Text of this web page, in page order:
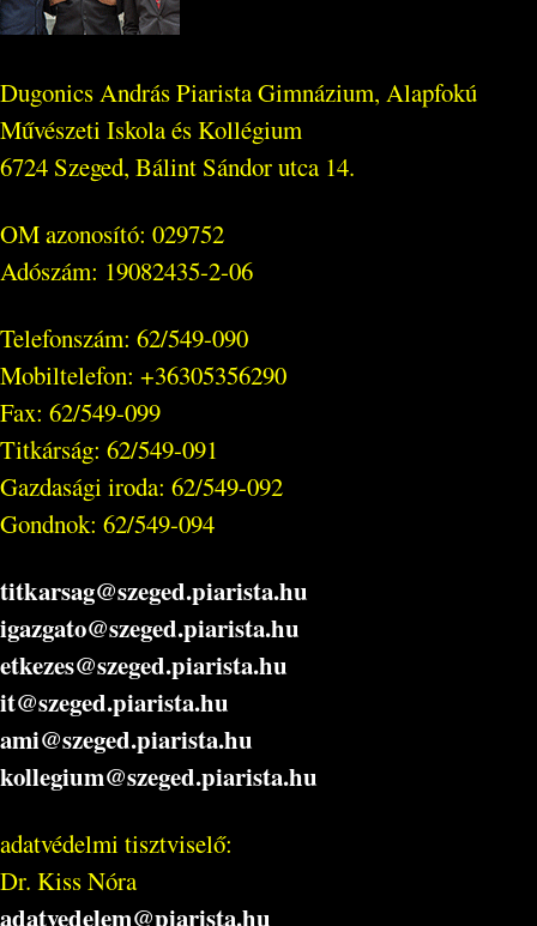
Dugonics András Piarista Gimnázium, Alapfokú
Művészeti Iskola és Kollégium
6724 Szeged, Bálint Sándor utca 14.
OM azonosító: 029752
Adószám: 19082435-2-06
Telefonszám: 62/549-090
Mobiltelefon: +36305356290
Fax: 62/549-099
Titkárság: 62/549-091
Gazdasági iroda: 62/549-092
Gondnok: 62/549-094
titkarsag@szeged.piarista.hu
igazgato@szeged.piarista.hu
etkezes@szeged.piarista.hu
it@szeged.piarista.hu
ami@szeged.piarista.hu
kollegium@szeged.piarista.hu
adatvédelmi tisztviselő:
Dr. Kiss Nóra
adatvedelem@piarista.hu